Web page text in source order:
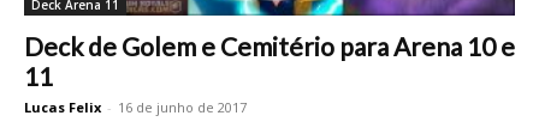
Deck Arena 11
Deck de Golem e Cemitério para Arena 10 e
11
Lucas Felix - 16 de junho de 2017